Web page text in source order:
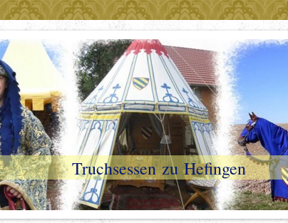
Truchsessen zu Hefingen